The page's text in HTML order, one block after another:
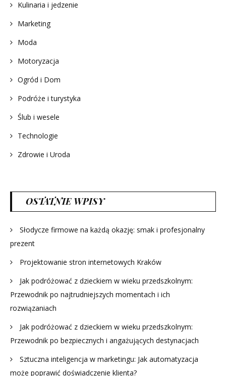
Kulinaria i jedzenie
Marketing
Moda
Motoryzacja
Ogród i Dom
Podróże i turystyka
Ślub i wesele
Technologie
Zdrowie i Uroda
OSTATNIE WPISY
Słodycze firmowe na każdą okazję: smak i profesjonalny
prezent
Projektowanie stron internetowych Kraków
Jak podróżować z dzieckiem w wieku przedszkolnym:
Przewodnik po najtrudniejszych momentach i ich
rozwiązaniach
Jak podróżować z dzieckiem w wieku przedszkolnym:
Przewodnik po bezpiecznych i angażujących destynacjach
Sztuczna inteligencja w marketingu: Jak automatyzacja
może poprawić doświadczenie klienta?